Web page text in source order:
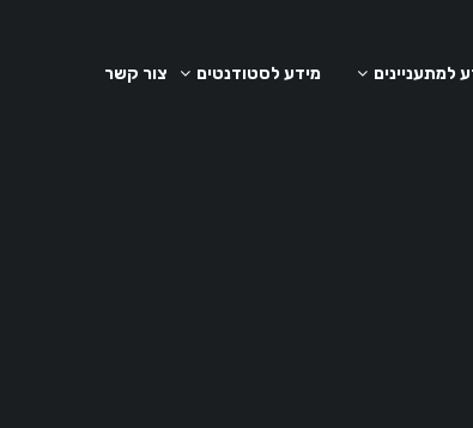
למתעניינים מידע לסטודנטים צור קשר